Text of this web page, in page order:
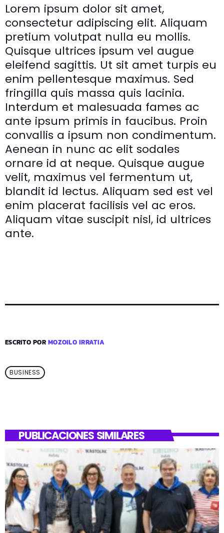
Lorem ipsum dolor sit amet,
consectetur adipiscing elit. Aliquam
pretium volutpat nulla eu mollis.
Quisque ultrices ipsum vel augue
eleifend sagittis. Ut sit amet turpis eu
enim pellentesque maximus. Sed
fringilla quis massa quis lacinia.
Interdum et malesuada fames ac
ante ipsum primis in faucibus. Proin
convallis a ipsum non condimentum.
Aenean in nunc ac elit sodales
ornare id at neque. Quisque augue
velit, maximus vel fermentum ut,
blandit id lectus. Aliquam sed est vel
enim placerat facilisis vel ac eros.
Aliquam vitae suscipit nisl, id ultrices
ante.
ESCRITO PORMOZOILO IRRATIA
BUSINESS
PUBLICACIONES SIMILARES